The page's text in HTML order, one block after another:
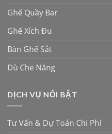
Ghế Quầy Bar
Ghế Xích Đu
Bàn Ghế Sắt
Dù Che Nắng
DỊCH VỤ NỔI BẬT
Tư Vấn & Dự Toán Chi Phí